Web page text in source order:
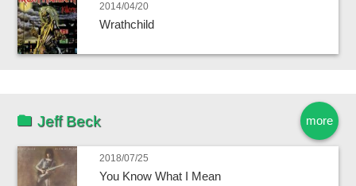
2014/04/20
Wrathchild
more
Jeff Beck
2018/07/25
You Know What I Mean